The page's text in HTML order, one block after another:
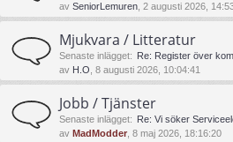
av SeniorLemuren , 2 augusti 2026,
Mjukvara / Litteratur
Senaste inlägget: Re: Register över
av H.O , 8 augusti 2026, 10:04:41
Jobb / Tjänster
Senaste inlägget: Re: Vi söker
av MadModder , 8 maj 2026, 18:16:20